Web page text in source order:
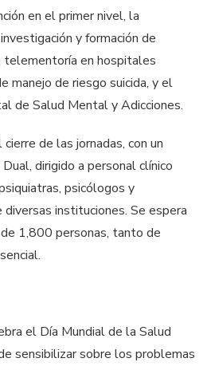
en el primer nivel, la
y formación de
telementoría en hospitales
manejo de riesgo suicida, y el
de Salud Mental y Adicciones.
de las jornadas, con un
dirigido a personal clínico
psicólogos y
instituciones. Se espera
1,800 personas, tanto de
el Día Mundial de la Salud
sensibilizar sobre los problemas